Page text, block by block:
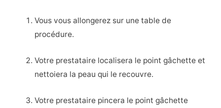
Vous vous allongerez sur une table de
procédure.
Votre prestataire localisera le point gâchette et
nettoiera la peau qui le recouvre.
Votre prestataire pincera le point gâchette